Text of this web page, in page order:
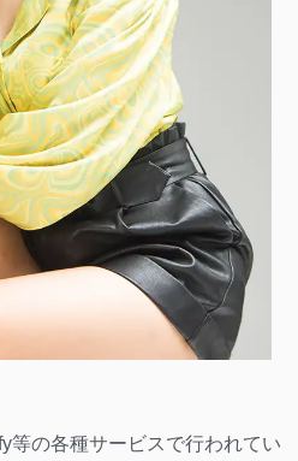
等の各種サービスで行われてい